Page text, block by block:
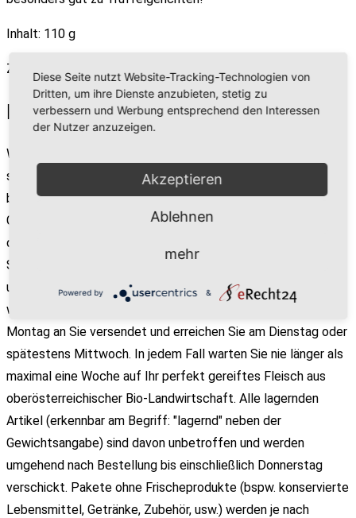
Inhalt: 110 g
Zutaten: Persisches Blausalz (unjodiert).
Lieferinformationen
Wenn Sie bei uns Fleisch bestellen, das nicht lagernd ist,
sondern auch wir für Sie ganz frisch bei unseren Lieferanten
besorgen (erkennbar am Begriff: "auf Bestellung" neben der
Gewichtsangabe), können wir Sie nur dann rechtzeitig vor
dem Wochenende mit Ihrem Fleisch-Paket beliefern, wenn
Sie Ihre Bestellung bis spätestens Mittwoch 12:00 Uhr bei
uns beauftragen. Alle späteren Order ("auf Bestellung")
werden aus Gründen der Kühlkettensicherheit erst am Folge-
Montag an Sie versendet und erreichen Sie am Dienstag oder
spätestens Mittwoch. In jedem Fall warten Sie nie länger als
maximal eine Woche auf Ihr perfekt gereiftes Fleisch aus
oberösterreichischer Bio-Landwirtschaft. Alle lagernden
Artikel (erkennbar am Begriff: "lagernd" neben der
Gewichtsangabe) sind davon unbetroffen und werden
umgehend nach Bestellung bis einschließlich Donnerstag
verschickt. Pakete ohne Frischeprodukte (bspw. konservierte
Lebensmittel, Getränke, Zubehör, usw.) werden je nach
Diese Seite nutzt Website-Tracking-Technologien von
Dritten, um ihre Dienste anzubieten, stetig zu
verbessern und Werbung entsprechend den Interessen
der Nutzer anzuzeigen.
Akzeptieren
Ablehnen
mehr
Powered by &